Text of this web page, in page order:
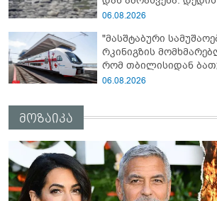
ვე­ლო სა­მუ­შა­ო­ე­ბი ამ
06.08.2026
"მასშტაბური
რკინიგზის
რომ თბილისიდან
იმგზავრონ"
06.08.2026
მოზაიკა